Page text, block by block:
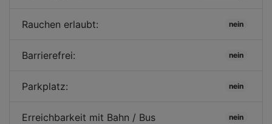
Rauchen erlaubt: nein
Barrierefrei: nein
Parkplatz: nein
Erreichbarkeit mit Bahn / Bus nein